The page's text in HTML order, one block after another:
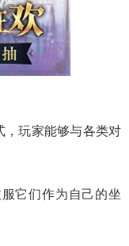
，玩家能够与各类对
它们作为自己的坐